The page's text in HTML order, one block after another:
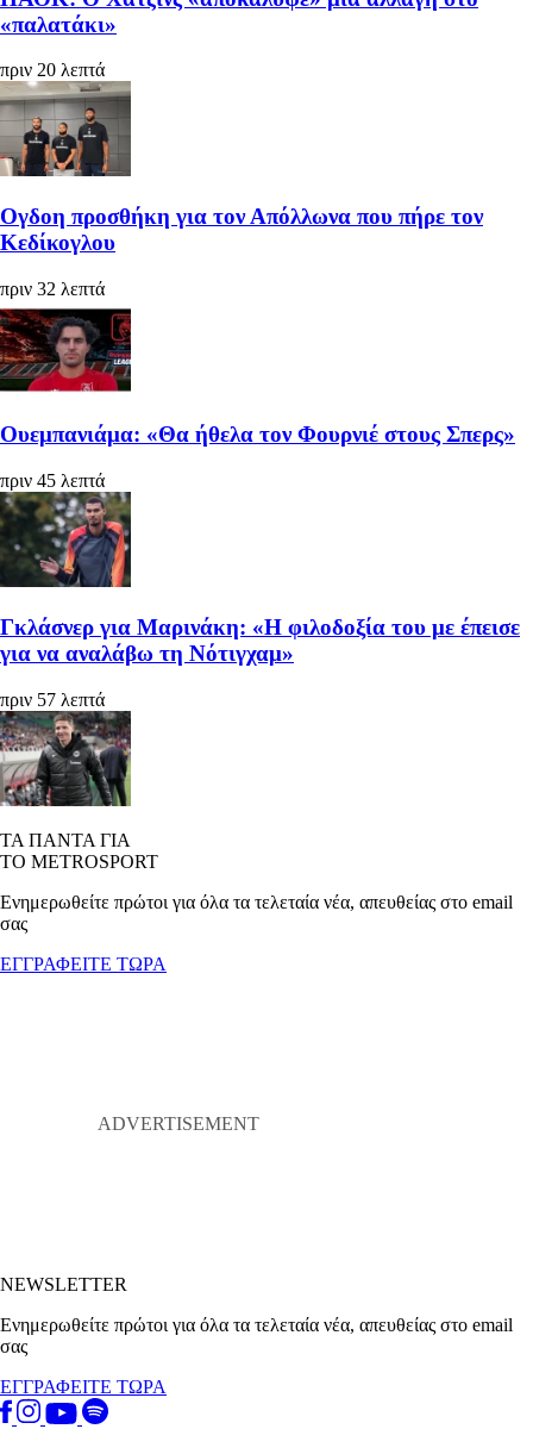
«παλατάκι»
πριν 20 λεπτά
Ογδοη προσθήκη για τον Απόλλωνα που πήρε τον
Κεδίκογλου
πριν 32 λεπτά
Ουεμπανιάμα: «Θα ήθελα τον Φουρνιέ στους Σπερς»
πριν 45 λεπτά
Γκλάσνερ για Μαρινάκη: «Η φιλοδοξία του με έπεισε
για να αναλάβω τη Νότιγχαμ»
πριν 57 λεπτά
ΤΑ ΠΑΝΤΑ ΓΙΑ
ΤΟ METROSPORT
Ενημερωθείτε πρώτοι για όλα τα τελεταία νέα, απευθείας στο email
σας
ΕΓΓΡΑΦΕΙΤΕ ΤΩΡΑ
NEWSLETTER
Ενημερωθείτε πρώτοι για όλα τα τελεταία νέα, απευθείας στο email
σας
ΕΓΓΡΑΦΕΙΤΕ ΤΩΡΑ